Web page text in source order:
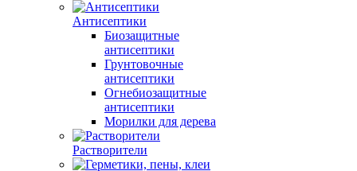
Антисептики
Биозащитные
антисептики
Грунтовочные
антисептики
Огнебиозащитные
антисептики
Морилки для дерева
Растворители